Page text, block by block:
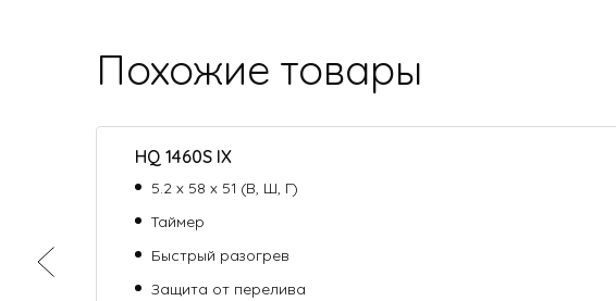
Похожие товары
HQ 1460S IX
5.2 х 58 х 51 (В, Ш, Г)
Таймер
Быстрый разогрев
Защита от перелива